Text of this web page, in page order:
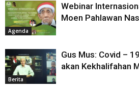
Agenda
Webinar
Moen Pahlawan
Berita
Gus Mus: Covid –
akan Kekhalifahan